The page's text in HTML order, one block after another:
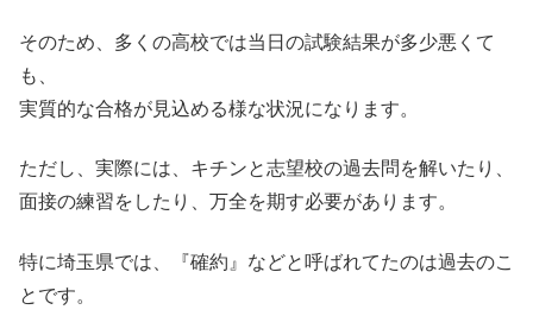
そのため、多くの高校では当日の試験結果が多少悪くて
も、
実質的な合格が見込める様な状況になります。
ただし、実際には、キチンと志望校の過去問を解いたり、
面接の練習をしたり、万全を期す必要があります。
特に埼玉県では、『確約』などと呼ばれてたのは過去のこ
とです。